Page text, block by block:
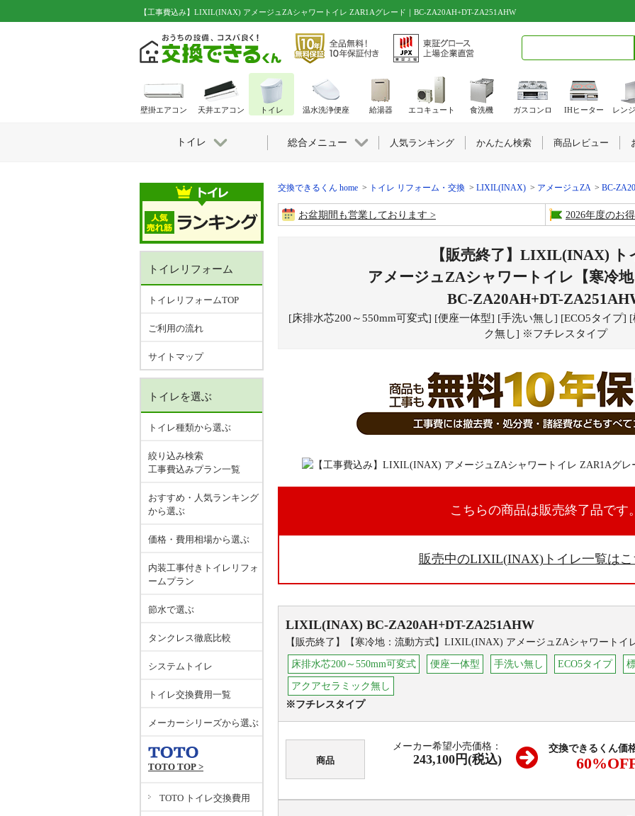
【工事費込み】LIXIL(INAX) アメージュZAシャワートイレ ZAR1Aグレード｜BC-ZA20AH+DT-ZA251AHW
交換できるくん home トイレ リフォーム・交換 LIXIL(INAX) アメージュZA BC-
お盆期間も営業しております 2026年度のお
【販売終了】LIXIL(INAX) ト
アメージュZAシャワートイレ【寒冷地
BC-ZA20AH+DT-
[床排水芯200～550mm可変式] [便座一体型] [手洗い無し] [ECO5タイプ]
ク無し] ※フチレスタイプ
こちらの商品は販売終了品です。
販売中のLIXIL(INAX)トイレ一覧はこ
LIXIL(INAX) BC-ZA20AH+DT-ZA251AHW
【販売終了】【寒冷地：流動方式】LIXIL(INAX) アメージュZAシャワートイ
床排水芯200～550mm可変式 便座一体型 手洗い無し ECO5タイプ
アクアセラミック無し
※フチレスタイプ
商品
メーカー希望小売価格：
243,100円(税込)
交換できるくん価
60
トイレリフォーム
トイレリフォームTOP
ご利用の流れ
サイトマップ
トイレを選ぶ
トイレ種類から選ぶ
絞り込み検索
工事費込みプラン一覧
おすすめ・人気ランキング
から選ぶ
価格・費用相場から選ぶ
内装工事付きトイレリフォ
ームプラン
節水で選ぶ
タンクレス徹底比較
システムトイレ
トイレ交換費用一覧
メーカーシリーズから選ぶ
TOTO TOP >
TOTO トイレ交換費用
壁掛エアコン 天井エアコン トイレ 温水洗浄便座 給湯器 エコキュート 食洗機 ガスコンロ IHヒーター レン
トイレ 総合メニュー 人気ランキング かんたん検索 商品レビュー